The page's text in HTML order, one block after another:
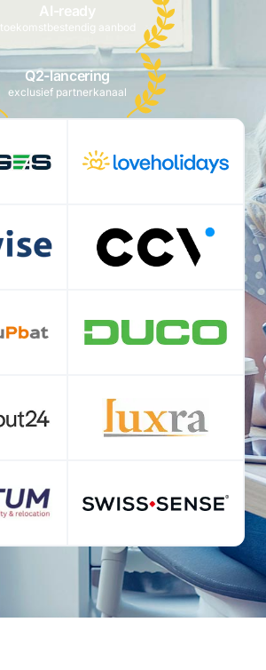
AI-ready
toekomstbestendig aanbod
Q2-lancering
exclusief partnerkanaal